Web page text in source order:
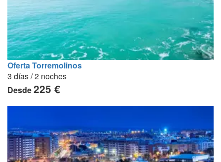
Oferta Torremolinos
3 días / 2 noches
Desde225 €